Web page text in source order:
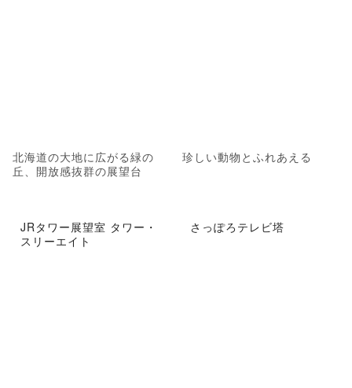
北海道の大地に広がる緑の
丘、開放感抜群の展望台
珍しい動物とふれあえる
JRタワー展望室 タワー・
スリーエイト
さっぽろテレビ塔